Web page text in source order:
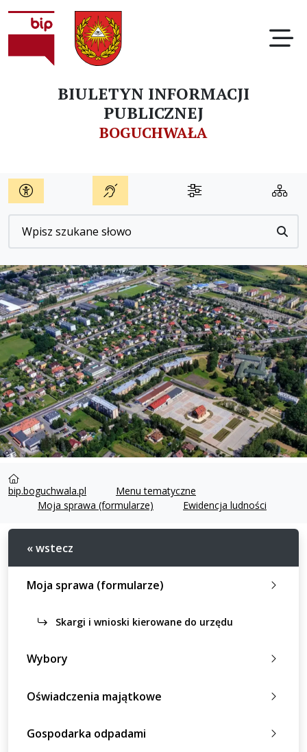
Wyszukiwarka
BIULETYN INFORMACJI
PUBLICZNEJ
BOGUCHWAŁA
bip.boguchwala.pl
Menu tematyczne
Moja sprawa (formularze)
Ewidencja ludności
« wstecz
Moja sprawa (formularze)
Skargi i wnioski kierowane do urzędu
Wybory
Oświadczenia majątkowe
Gospodarka odpadami